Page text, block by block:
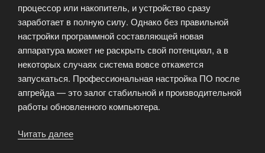
процессор или накопитель, и устройство сразу
заработает в полную силу. Однако без правильной
настройки программной составляющей новая
аппаратура может не раскрыть свой потенциал, а в
некоторых случаях система вовсе откажется
запускаться. Профессиональная настройка ПО после
апгрейда — это залог стабильной и производительной
работы обновленного компьютера.
Читать далее